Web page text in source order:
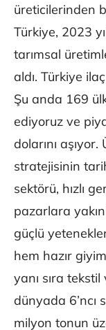
üreticilerinden
Türkiye, 2023
tarımsal
aldı. Türkiye
Şu anda 169
ediyoruz ve
dolarını
stratejisinin
sektörü, hızlı
pazarlara
güçlü
hem hazır
yanı sıra
dünyada 6’ncı
milyon tonun